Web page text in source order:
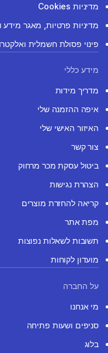
מדיניות Cookies
מדיניות פרטיות, מאגר מידע
פינוי פסולת חשמלית
מידע כללי
מדריך מידות
איפה ההזמנה שלי
האיזור האישי שלי
צור קשר
ביטול עסקת מכר מרחוק
הצהרת נגישות
קריאה להחזרת מוצרים
מפת אתר
תשובות לשאלות נפוצות
מועדון לקוחות
על החברה
מי אנחנו
סניפים ושעות פתיחה
בלוג